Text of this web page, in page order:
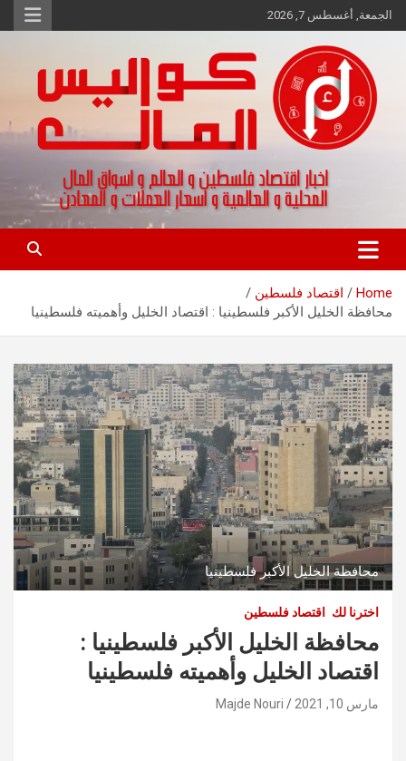
Skip
to
الجمعة, أغسطس 7, 2026
كواليس المال
اخبار اقتصاد فلسطين و العالم و تقارير اسواق المال و العملات
Home
اقتصاد فلسطين
محافظة الخليل الأكبر فلسطينيا : اقتصاد الخليل وأهميته فلسطينيا
محافظة الخليل الأكبر فلسطينيا
اخترنا لك اقتصاد فلسطين
محافظة الخليل الأكبر فلسطينيا :
اقتصاد الخليل وأهميته فلسطينيا
مارس 10, 2021 Majde Nouri